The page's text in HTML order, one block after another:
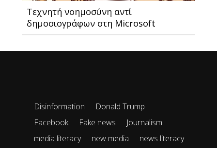
Τεχνητή νοημοσύνη αντί
δημοσιογράφων στη Μicrosoft
Disinformation
Donald Trump
Facebook
Fake news
Journalism
media literacy
new media
news literacy